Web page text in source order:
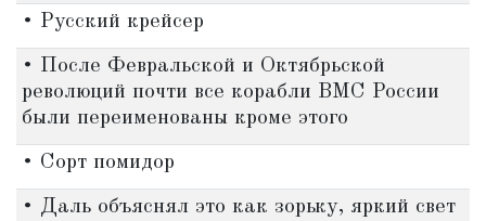
• Русский крейсер
• После Февральской и Октябрьской
революций почти все корабли ВМС России
были переименованы кроме этого
• Сорт помидор
• Даль объяснял это как зорьку, яркий свет